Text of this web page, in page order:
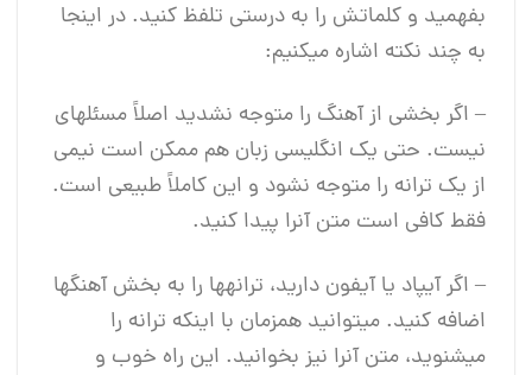
بفهمید و کلماتش را به درستی تلفظ کنید. در اینجا
به چند نکته اشاره می‎کنیم:
– اگر بخشی از آهنگ را متوجه نشدید اصلاً مسئله‎ای
نیست. حتی یک انگلیسی‎ زبان هم ممکن است نیمی
از یک ترانه را متوجه نشود و این کاملاً طبیعی است.
فقط کافی است متن آنرا پیدا کنید.
– اگر آی‎پاد یا آیفون دارید، ترانه‎ها را به بخش آهنگ‎ها
اضافه کنید. می‎توانید همزمان با اینکه ترانه را
می‎شنوید، متن آنرا نیز بخوانید. این راه خوب و